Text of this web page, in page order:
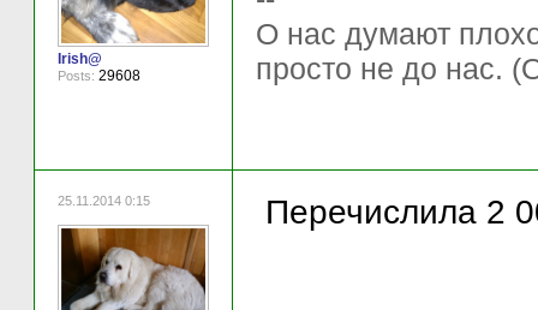
Irish@
Posts: 29608
О нас думают
просто не до нас.
25.11.2014 0:15 Перечислила 2